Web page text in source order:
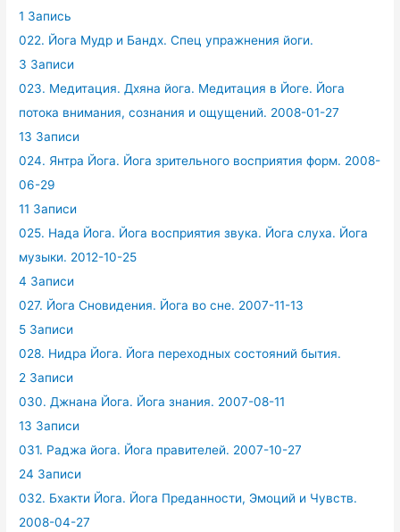
1 Запись
022. Йога Мудр и Бандх. Спец упражнения йоги.
3 Записи
023. Медитация. Дхяна йога. Медитация в Йоге. Йога
потока внимания, сознания и ощущений. 2008-01-27
13 Записи
024. Янтра Йога. Йога зрительного восприятия форм. 2008-
06-29
11 Записи
025. Нада Йога. Йога восприятия звука. Йога слуха. Йога
музыки. 2012-10-25
4 Записи
027. Йога Сновидения. Йога во сне. 2007-11-13
5 Записи
028. Нидра Йога. Йога переходных состояний бытия.
2 Записи
030. Джнана Йога. Йога знания. 2007-08-11
13 Записи
031. Раджа йога. Йога правителей. 2007-10-27
24 Записи
032. Бхакти Йога. Йога Преданности, Эмоций и Чувств.
2008-04-27